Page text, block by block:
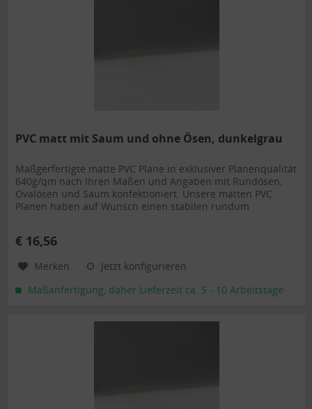
PVC matt mit Saum und ohne Ösen, dunkelgrau
Maßgerfertigte matte PVC Plane in exklusiver Planenqualität
640g/qm nach Ihren Maßen und Angaben mit Rundösen,
Ovalösen und Saum konfektioniert. Unsere matten PVC
Planen haben auf Wunsch einen stabilen rundum
verzinkten Ösen oder auf Wunsch auch mit Edelstahlösen...
€ 16,56
Merken
Jetzt konfigurieren
Maßanfertigung, daher Lieferzeit ca. 5 - 10 Arbeitstage